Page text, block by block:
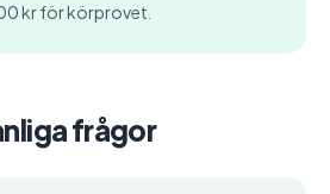
kr för körprovet.
frågor